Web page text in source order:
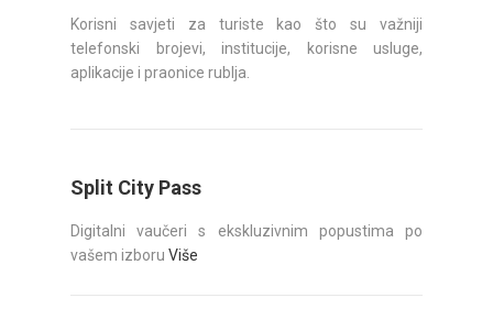
Korisni savjeti za turiste kao što su važniji
telefonski brojevi, institucije, korisne usluge,
aplikacije i praonice rublja.
Split City Pass
Digitalni vaučeri s ekskluzivnim popustima po
vašem izboru Više